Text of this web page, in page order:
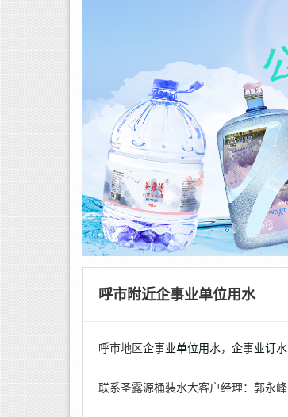
呼市附近企事业单位用水
呼市地区企事业单位用水， 企事业订水
联系圣露源桶装水大客户经理：郭永峰